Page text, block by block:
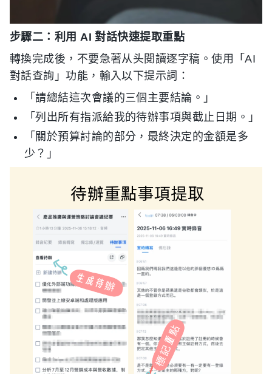
步驟二：利用 AI 對話快速提取重點
轉換完成後，不要急著从头閱讀逐字稿。使用「AI
對話查詢」功能，輸入以下提示詞：
「請總結這次會議的三個主要結論。」
「列出所有指派給我的待辦事項與截止日期。」
「關於預算討論的部分，最終決定的金額是多
少？」